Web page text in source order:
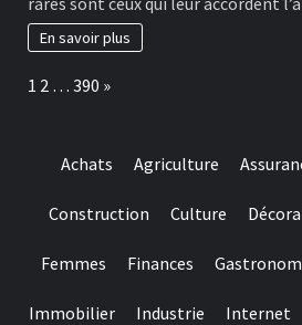
En savoir plus
Page:
1 2 … 390 Next
»
Achats Agriculture
Construction Culture
Femmes Finances
Immobilier Industrie Internet